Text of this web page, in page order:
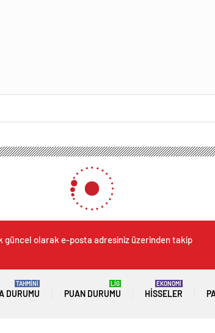
Parkı’nda ladin ormanlarına zarar veren böceklere
Sahara Milli
böceklere